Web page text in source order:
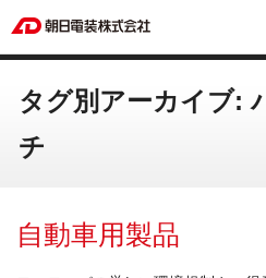
タグ別アーカイブ:
チ
自動車用製品